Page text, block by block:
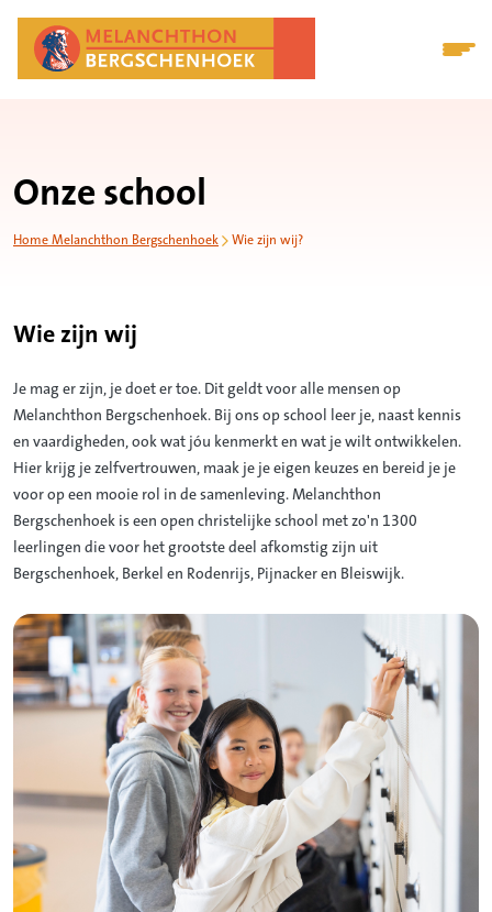
Onze school
Home Melanchthon Bergschenhoek Wie zijn wij?
Wie zijn wij
Je mag er zijn, je doet er toe. Dit geldt voor alle mensen op
Melanchthon Bergschenhoek. Bij ons op school leer je, naast kennis
en vaardigheden, ook wat jóu kenmerkt en wat je wilt ontwikkelen.
Hier krijg je zelfvertrouwen, maak je je eigen keuzes en bereid je je
voor op een mooie rol in de samenleving. Melanchthon
Bergschenhoek is een open christelijke school met zo'n 1300
leerlingen die voor het grootste deel afkomstig zijn uit
Bergschenhoek, Berkel en Rodenrijs, Pijnacker en Bleiswijk.